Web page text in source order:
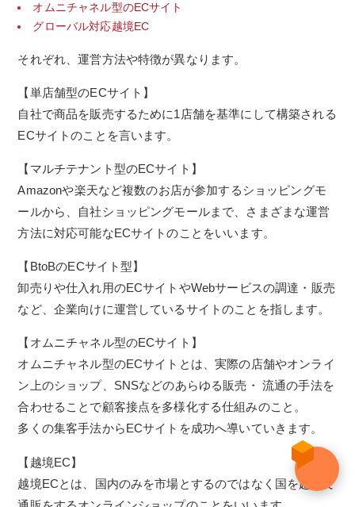
オムニチャネル型のECサイト
グローバル対応越境EC
それぞれ、運営方法や特徴が異なります。
【単店舗型のECサイト】
自社で商品を販売するために1店舗を基準にして構築される
ECサイトのことを言います。
【マルチテナント型のECサイト】
Amazonや楽天など複数のお店が参加するショッピングモ
ールから、自社ショッピングモールまで、さまざまな運営
方法に対応可能なECサイトのことをいいます。
【BtoBのECサイト型】
卸売りや仕入れ用のECサイトやWebサービスの調達・販売
など、企業向けに運営しているサイトのことを指します。
【オムニチャネル型のECサイト】
オムニチャネル型のECサイトとは、実際の店舗やオンライ
ン上のショップ、SNSなどのあらゆる販売・ 流通の手法を
合わせることで顧客接点を多様化する仕組みのこと。
多くの集客手法からECサイトを成功へ導いていきます。
【越境EC】
越境ECとは、国内のみを市場とするのではなく国を越えて